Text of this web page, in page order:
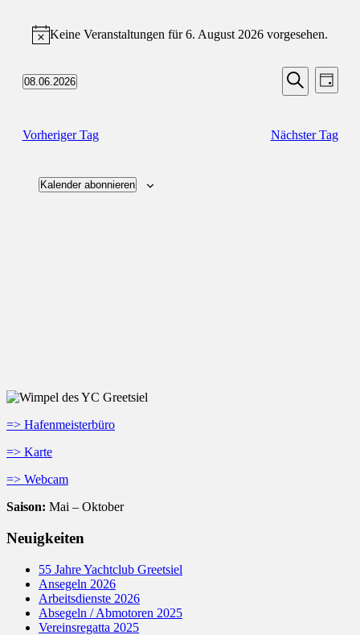
für
August
Hinweis
Keine Veranstaltungen für 6. August 2026 vorgesehen.
Suche
Suche
Tag
08.06.2026
Vorheriger Tag
Nächster Tag
Kalender abonnieren
=> Hafenmeisterbüro
=> Karte
=> Webcam
Saison: Mai – Oktober
Neuigkeiten
55 Jahre Yachtclub Greetsiel
Ansegeln 2026
Arbeitsdienste 2026
Absegeln / Abmotoren 2025
Vereinsregatta 2025